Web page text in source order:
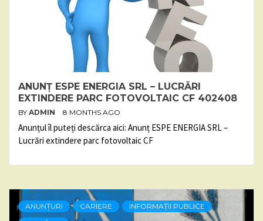
ANUNȚ ESPE ENERGIA SRL – LUCRĂRI
EXTINDERE PARC FOTOVOLTAIC CF 402408
BY ADMIN 8 MONTHS AGO
Anunțul îl puteți descărca aici: Anunț ESPE ENERGIA SRL –
Lucrări extindere parc fotovoltaic CF
ANUNȚURI CARIERE
INFORMAȚII PUBLICE